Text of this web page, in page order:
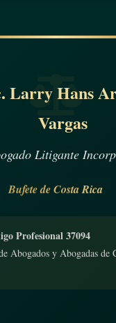
Larry Hans
Vargas
Litigante
Bufete de Costa Rica
Profesional 37094
Abogados y Abogadas de